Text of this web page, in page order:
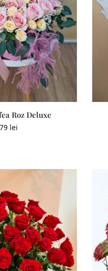
Roz Deluxe
lei